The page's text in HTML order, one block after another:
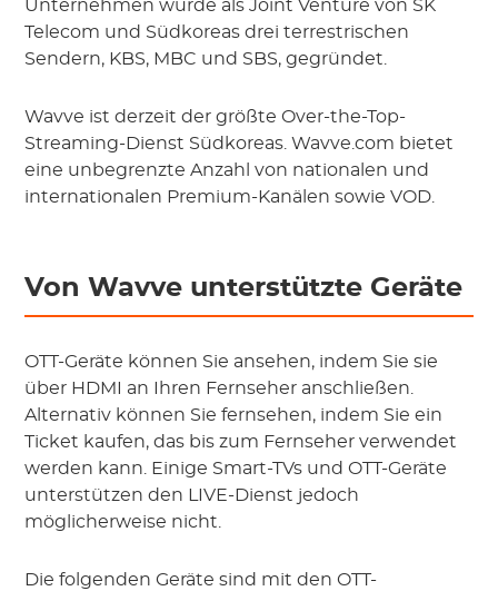
Unternehmen wurde als Joint Venture von SK
Telecom und Südkoreas drei terrestrischen
Sendern, KBS, MBC und SBS, gegründet.
Wavve ist derzeit der größte Over-the-Top-
Streaming-Dienst Südkoreas. Wavve.com bietet
eine unbegrenzte Anzahl von nationalen und
internationalen Premium-Kanälen sowie VOD.
Von Wavve unterstützte Geräte
OTT-Geräte können Sie ansehen, indem Sie sie
über HDMI an Ihren Fernseher anschließen.
Alternativ können Sie fernsehen, indem Sie ein
Ticket kaufen, das bis zum Fernseher verwendet
werden kann. Einige Smart-TVs und OTT-Geräte
unterstützen den LIVE-Dienst jedoch
möglicherweise nicht.
Die folgenden Geräte sind mit den OTT-